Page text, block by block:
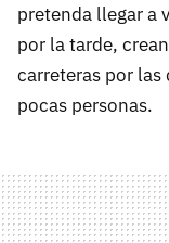
pretenda llegar a
por la tarde,
carreteras por
pocas personas.